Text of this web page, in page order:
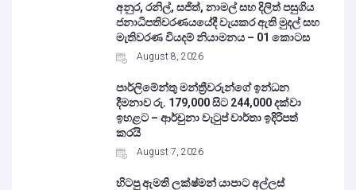
අනුර, රනිල්, සජිත්, නාමල් සහ දිලිත් පසුගිය
ජනාධිපතිවරණයයේදී වැයකර ඇති මුදල් සහ
මැතිවරණ වියදම් නියාමනය – 01 කොටස
August 8, 2026
පාර්ලිමේන්තු මන්ත්‍රීවරුන්ගේ ඉන්ධන
දීමනාව රු. 179,000 සිට 244,000 දක්වා
ඉහළට – ආර්චුනා වැටුප් වාර්තා ඉදිරිපත්
කරයි
August 7, 2026
හිටපු ඇමති ලක්ෂ්මන් යාපාට අල්ලස්